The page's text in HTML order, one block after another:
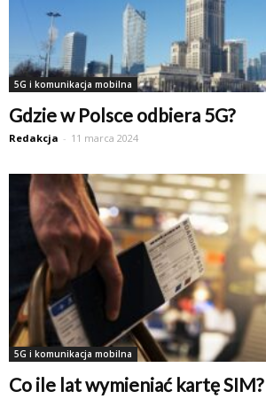
5G i komunikacja mobilna
Gdzie w Polsce odbiera 5G?
Redakcja - 11 marca 2024
5G i komunikacja mobilna
Co ile lat wymieniać kartę SIM?